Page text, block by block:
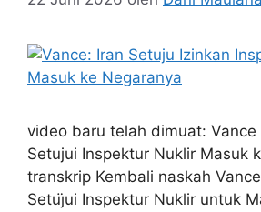
video baru telah dimuat: Vance
Setujui Inspektur Nuklir Masuk
transkrip Kembali naskah
Setuj̈ui Inspektur Nuklir untuk